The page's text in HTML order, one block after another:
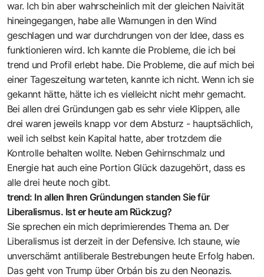
war. Ich bin aber wahrscheinlich mit der gleichen Naivität
hineingegangen, habe alle Warnungen in den Wind
geschlagen und war durchdrungen von der Idee, dass es
funktionieren wird. Ich kannte die Probleme, die ich bei
trend und Profil erlebt habe. Die Probleme, die auf mich bei
einer Tageszeitung warteten, kannte ich nicht. Wenn ich sie
gekannt hätte, hätte ich es vielleicht nicht mehr gemacht.
Bei allen drei Gründungen gab es sehr viele Klippen, alle
drei waren jeweils knapp vor dem Absturz - hauptsächlich,
weil ich selbst kein Kapital hatte, aber trotzdem die
Kontrolle behalten wollte. Neben Gehirnschmalz und
Energie hat auch eine Portion Glück dazugehört, dass es
alle drei heute noch gibt.
trend: In allen Ihren Gründungen standen Sie für
Liberalismus. Ist er heute am Rückzug?
Sie sprechen ein mich deprimierendes Thema an. Der
Liberalismus ist derzeit in der Defensive. Ich staune, wie
unverschämt antiliberale Bestrebungen heute Erfolg haben.
Das geht von Trump über Orbán bis zu den Neonazis.